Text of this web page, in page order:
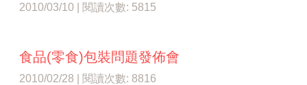
2010/03/10 | 閱讀次數: 5815
食品(零食)包裝問題發佈會
2010/02/28 | 閱讀次數: 8816